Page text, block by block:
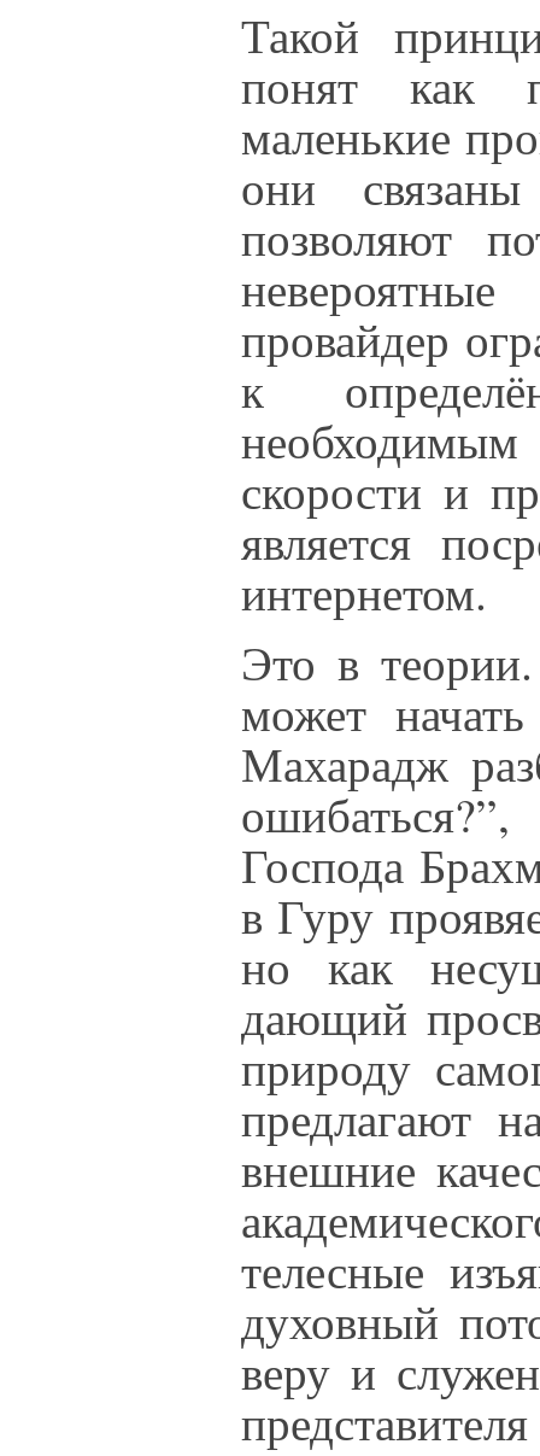
Такой
понят как
маленькие
они
позволяют
провайдер
к
скорости и
является
интернетом.
Это в
может
Махарадж
Господа
в Гуру
но как
дающий
природу
предлагают
внешние
телесные
духовный
веру и